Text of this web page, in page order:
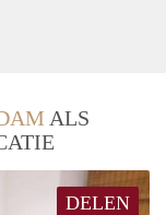
ALS
DELEN